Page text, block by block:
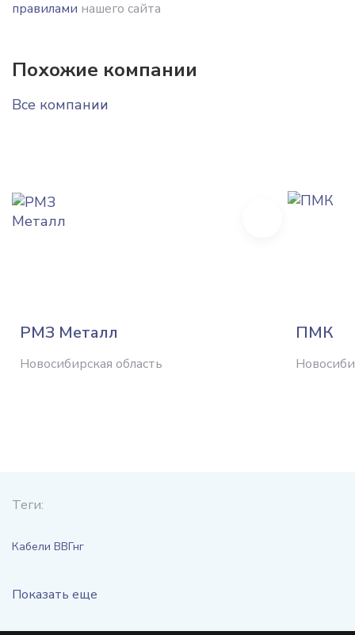
правилами нашего сайта
Похожие компании
Все компании
РМЗ Металл
Новосибирская область
ПМК
Теги:
Кабели ВВГнг
Показать еще